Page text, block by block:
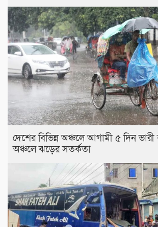
দেশের বিভিন্ন অঞ্চলে আগামী ৫ দিন ভারী
অঞ্চলে ঝড়ের সতর্কতা